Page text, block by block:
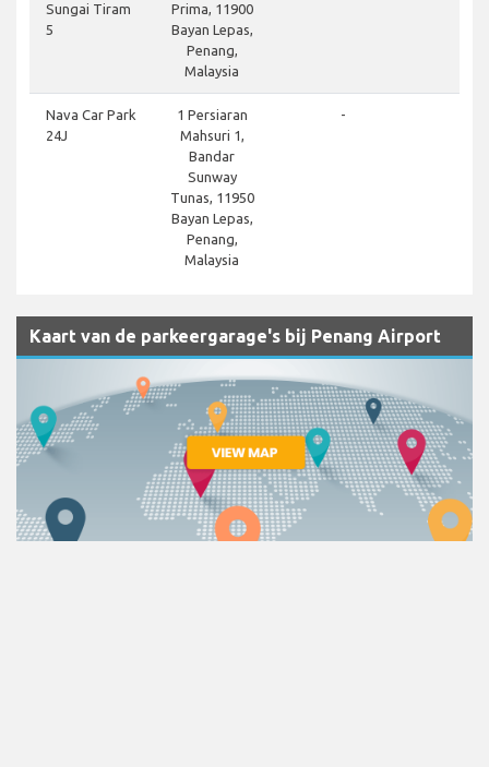
Sungai Tiram
5
Prima, 11900
Bayan Lepas,
Penang,
Malaysia
Nava Car Park
24J
1 Persiaran
Mahsuri 1,
Bandar
Sunway
Tunas, 11950
Bayan Lepas,
Penang,
Malaysia
-
Kaart van de parkeergarage's bij Penang Airport